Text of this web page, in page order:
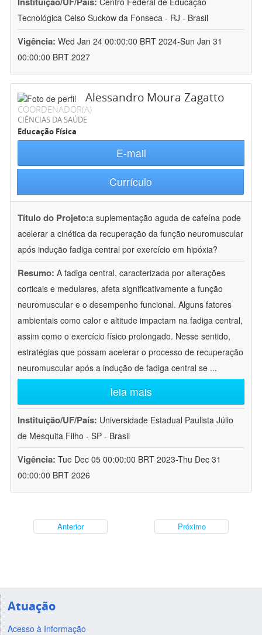
Tecnológica Celso Suckow da Fonseca - RJ - Brasil
Vigência: Wed Jan 24 00:00:00 BRT 2024-Sun Jan 31
00:00:00 BRT 2027
Alessandro Moura Zagatto
COORDENADOR(A)
CIÊNCIAS DA SAÚDE
Educação Física
E-mail
Currículo
Título do Projeto:a suplementação aguda de cafeína pode
acelerar a cinética da recuperação da função neuromuscular
após indução fadiga central por exercício em hipóxia?
Resumo: A fadiga central, caracterizada por alterações
corticais e medulares, afeta significativamente a função
neuromuscular e o desempenho funcional. Alguns fatores
ambientais como calor e altitude impactam na fadiga central,
assim como o exercício físico prolongado. Nesse sentido,
estratégias que possam acelerar o processo de recuperação
neuromuscular após a indução de fadiga central se ...
leia mais
Instituição/UF/País: Universidade Estadual Paulista Júlio
de Mesquita Filho - SP - Brasil
Vigência: Tue Dec 05 00:00:00 BRT 2023-Thu Dec 31
00:00:00 BRT 2026
Anterior Próximo
Atuação
Acesso à Informação